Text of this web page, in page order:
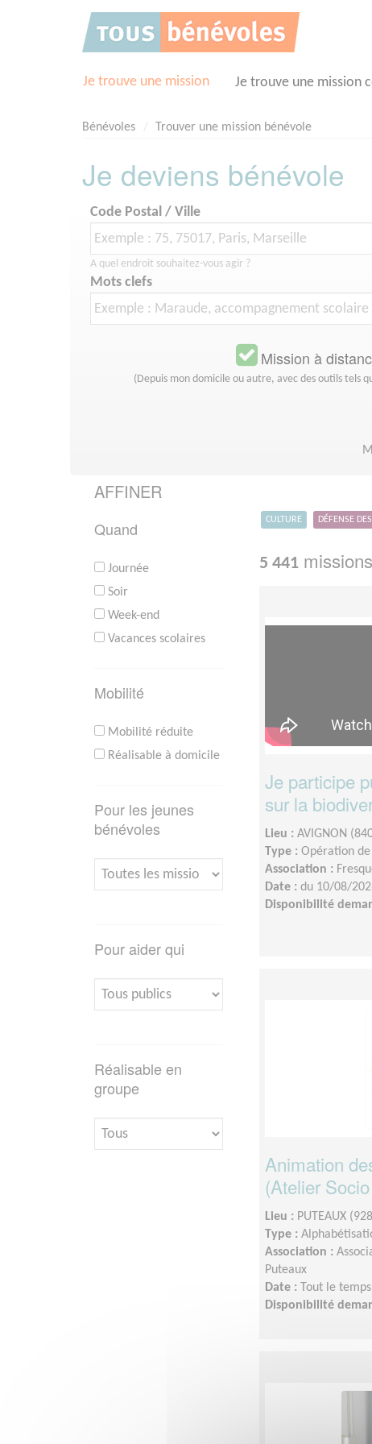
Je trouve une mission Je trouve une mission
Bénévoles Trouver une mission bénévole
Je deviens bénévole
Code Postal / Ville
A quel endroit souhaitez-vous agir ?
Mots clefs
Mission à
(Depuis mon domicile ou autre, avec des outils tels
AFFINER
Quand
Journée
Soir
Week-end
Vacances scolaires
Mobilité
Mobilité réduite
Réalisable à domicile
Pour les jeunes
bénévoles
Pour aider qui
Réalisable en
groupe
CULTURE DÉFENSE
5 441
Je participe
sur la
Lieu : AVIGNON
Type : Opération
Association :
Date : du 10/08/
Disponibilité
Animation
(Atelier
Lieu : PUTEAUX
Type :
Association :
Puteaux
Date :
Tout le temps
Disponibilité